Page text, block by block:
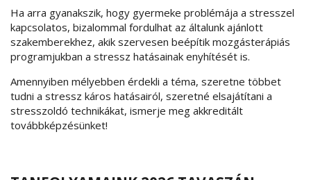
Ha arra gyanakszik, hogy gyermeke problémája a stresszel
kapcsolatos, bizalommal fordulhat az általunk ajánlott
szakemberekhez, akik szervesen beépítik mozgásterápiás
programjukban a stressz hatásainak enyhítését is.
Amennyiben mélyebben érdekli a téma, szeretne többet
tudni a stressz káros hatásairól, szeretné elsajátítani a
stresszoldó technikákat, ismerje meg akkreditált
továbbképzésünket!